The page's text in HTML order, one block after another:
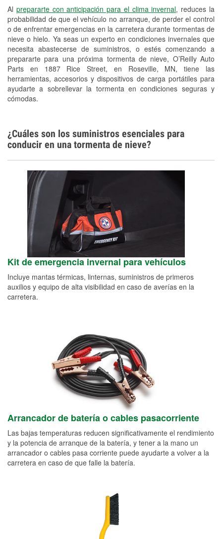
Al prepararte con anticipación para el clima invernal, reduces la
probabilidad de que el vehículo no arranque, de perder el control
o de enfrentar emergencias en la carretera durante tormentas de
nieve o hielo. Ya seas un experto en condiciones invernales que
necesita abastecerse de suministros, o estés comenzando a
prepararte para una próxima tormenta de nieve, O’Reilly Auto
Parts en 1887 Rice Street, en Roseville, MN, tiene las
herramientas, accesorios y dispositivos de carga portátiles para
ayudarte a sobrellevar la tormenta en condiciones seguras y
cómodas.
Snowstorm Supplies
Tornado Supplies
Conoce más
¿Cuáles son los suministros esenciales para
conducir en una tormenta de nieve?
Kit de emergencia invernal para vehículos
Incluye mantas térmicas, linternas, suministros de primeros
auxilios y equipo de alta visibilidad en caso de averías en la
carretera.
Arrancador de batería o cables pasacorriente
Las bajas temperaturas reducen significativamente el rendimiento
y la potencia de arranque de la batería, y tener a la mano un
arrancador o cables pasa corriente puede ayudarte a volver a la
carretera en caso de que falle la batería.